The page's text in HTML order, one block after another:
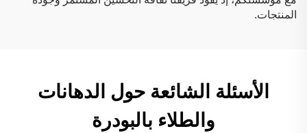
المنتجات.
الأسئلة الشائعة حول الدهانات
والطلاء بالبودرة